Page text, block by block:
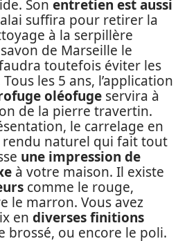
Son entretien est aussi
suffira pour retirer la
à la serpillère
de Marseille le
toutefois éviter les
les 5 ans, l’application
oléofuge servira à
de la pierre travertin.
le carrelage en
naturel qui fait tout
une impression de
à votre maison. Il existe
comme le rouge,
le marron. Vous avez
en diverses finitions
brossé, ou encore le poli.